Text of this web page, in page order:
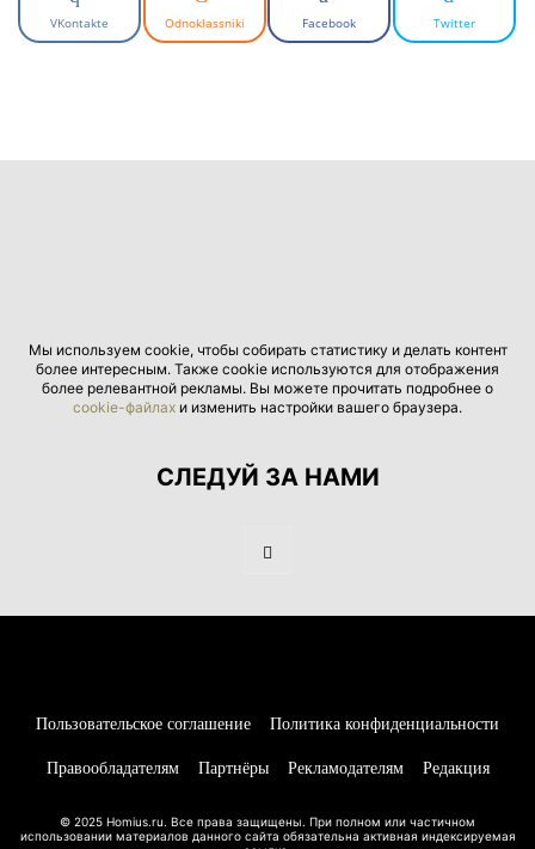
VKontakte Odnoklassniki Facebook Twitter
Мы используем cookie, чтобы собирать статистику и делать контент
более интересным. Также cookie используются для отображения
более релевантной рекламы. Вы можете прочитать подробнее о
cookie-файлах и изменить настройки вашего браузера.
СЛЕДУЙ ЗА НАМИ
Пользовательское соглашение Политика конфиденциальности
Правообладателям Партнёры Рекламодателям Редакция
© 2025 Homius.ru. Все права защищены. При полном или частичном
использовании материалов данного сайта обязательна активная индексируемая